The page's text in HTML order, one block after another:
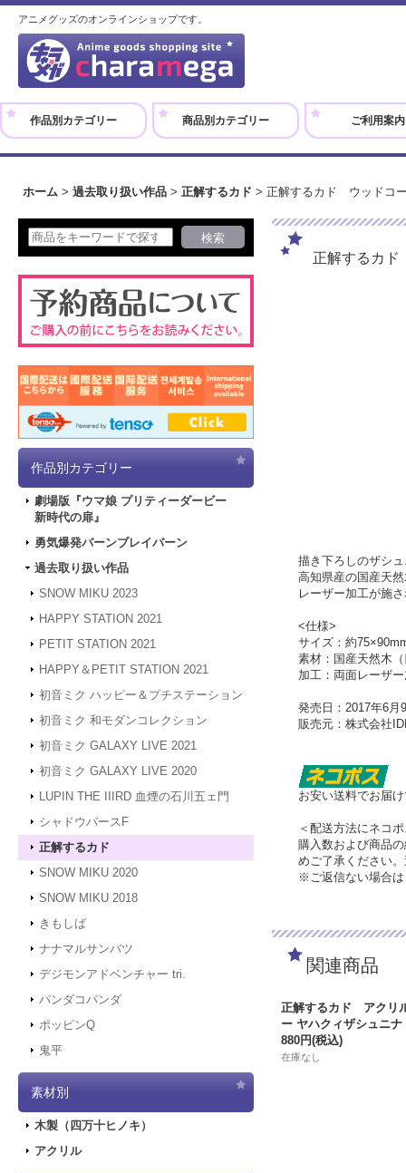
アニメグッズのオンラインショップです。
作品別カテゴリー 商品別カテゴリー ご利用案内
ホーム > 過去取り扱い作品 > 正解するカド > 正解するカド ウッドコ
作品別カテゴリー
劇場版『ウマ娘 プリティーダービー
新時代の扉』
勇気爆発バーンブレイバーン
過去取り扱い作品
SNOW MIKU 2023
HAPPY STATION 2021
PETIT STATION 2021
HAPPY＆PETIT STATION 2021
初音ミク ハッピー＆プチステーション
初音ミク 和モダンコレクション
初音ミク GALAXY LIVE 2021
初音ミク GALAXY LIVE 2020
LUPIN THE IIIRD 血煙の石川五ェ門
シャドウバースF
正解するカド
SNOW MIKU 2020
SNOW MIKU 2018
きもしば
ナナマルサンバツ
デジモンアドベンチャー tri.
パンダコパンダ
ポッピンQ
鬼平
素材別
木製（四万十ヒノキ）
アクリル
正解するカ
描き下ろしのザシ
高知県産の国産天
レーザー加工が施
<仕様>
サイズ：約
素材：国産天然木
加工：両面レーザ
発売日：2017年6月
販売元：株式会社
お安い送料でお届
＜配送方法にネコ
購入数および商品
めご了承ください
※ご返信ない場合は
関連商品
正解するカド アクリ
ー ヤハクィザシュニナ
880円(税込)
在庫なし